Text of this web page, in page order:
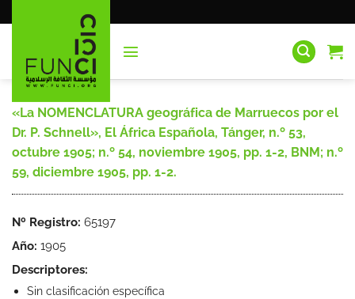
al
«La NOMENCLATURA geográfica de Marruecos por el
Dr. P. Schnell», El África Española, Tánger, n.º 53,
octubre 1905; n.º 54, noviembre 1905, pp. 1-2, BNM; n.º
59, diciembre 1905, pp. 1-2.
Nº Registro: 65197
Año: 1905
Descriptores:
Sin clasificación específica